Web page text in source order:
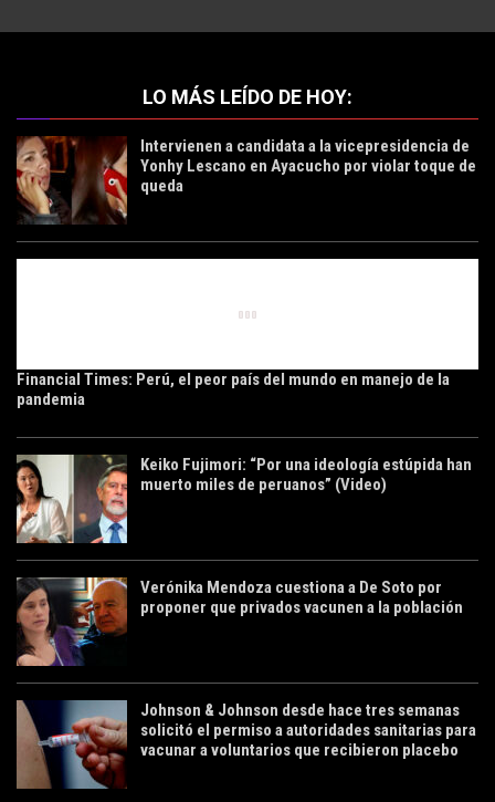
LO MÁS LEÍDO DE HOY:
Intervienen a candidata a la vicepresidencia de
Yonhy Lescano en Ayacucho por violar toque de
queda
Financial Times: Perú, el peor país del mundo en manejo de la
pandemia
Keiko Fujimori: “Por una ideología estúpida han
muerto miles de peruanos” (Video)
Verónika Mendoza cuestiona a De Soto por
proponer que privados vacunen a la población
Johnson & Johnson desde hace tres semanas
solicitó el permiso a autoridades sanitarias para
vacunar a voluntarios que recibieron placebo